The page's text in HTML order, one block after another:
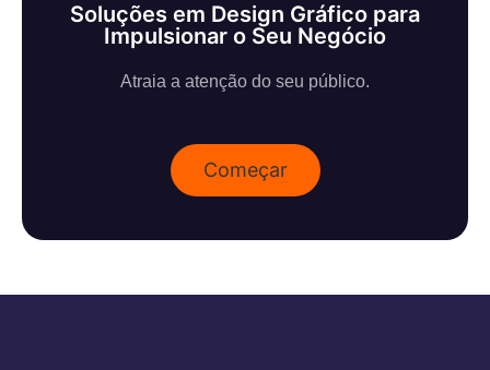
Soluções em Design Gráfico para
Impulsionar o Seu Negócio
Atraia a atenção do seu público.
Começar